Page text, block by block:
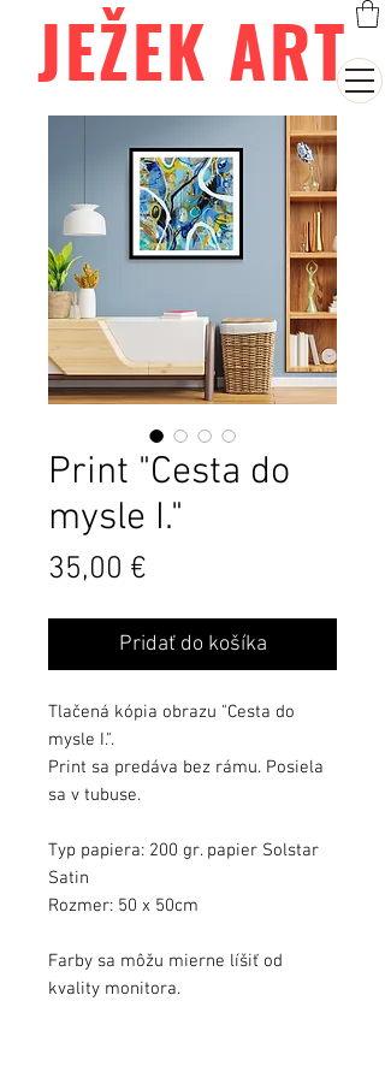
JEŽEK ART
Print "Cesta do
mysle I."
35,00 €
Pridať do košíka
Tlačená kópia obrazu "Cesta do
mysle I.".
Print sa predáva bez rámu. Posiela
sa v tubuse.
Typ papiera: 200 gr. papier Solstar
Satin
Rozmer: 50 x 50cm
Farby sa môžu mierne líšiť od
kvality monitora.